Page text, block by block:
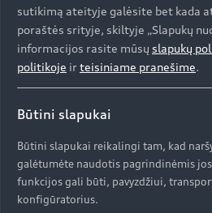
Apšviečia kelią.
Priekiniai žibintai su
projektuoja šviesos vaizdus
palengvina kelio paiešką
matomą išlaikymo eismo
rodant automobilio padėtį
pavidalu.
1 2 3 4
sutikimą ateityje galėsite bet kada
poraštės srityje, skiltyje „Slapukų
informacijos rasite mūsų slapukų
politikoje irteisiniame pranešime.
Būtini slapukai
Būtini slapukai reikalingi tam, kad
galėtumėte naudotis pagrindinėmis
funkcijos gali būti, pavyzdžiui,
konfigūratorius.